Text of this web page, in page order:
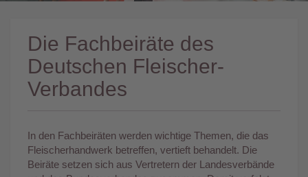
Die Fachbeiräte des
Deutschen Fleischer-
Verbandes
In den Fachbeiräten werden wichtige Themen, die das
Fleischerhandwerk betreffen, vertieft behandelt. Die
Beiräte setzen sich aus Vertretern der Landesverbände